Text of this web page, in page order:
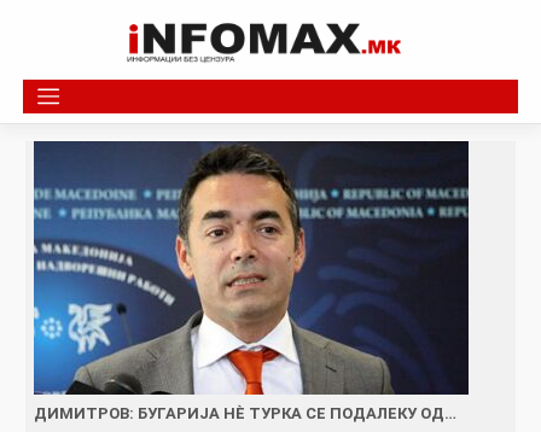
ДИМИТРОВ: БУГАРИЈА НЀ ТУРКА СЕ ПОДАЛЕКУ ОД…